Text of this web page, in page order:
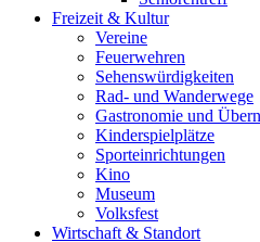
Freizeit & Kultur
Vereine
Feuerwehren
Sehenswürdigkeiten
Rad- und Wanderwege
Gastronomie und
Kinderspielplätze
Sporteinrichtungen
Kino
Museum
Volksfest
Wirtschaft & Standort